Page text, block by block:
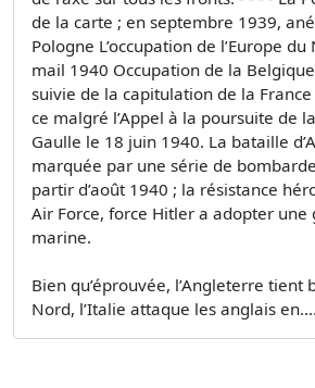
de la carte ; en septembre 1939,
Pologne L’occupation de l’Europe
mail 1940 Occupation de la
suivie de la capitulation de la
ce malgré l’Appel à la poursuite de
Gaulle le 18 juin 1940. La bataille
marquée par une série de
partir d’août 1940 ; la résistance
Air Force, force Hitler a adopter une
marine.
Bien qu’éprouvée, l’Angleterre tient
Nord, l’Italie attaque les anglais